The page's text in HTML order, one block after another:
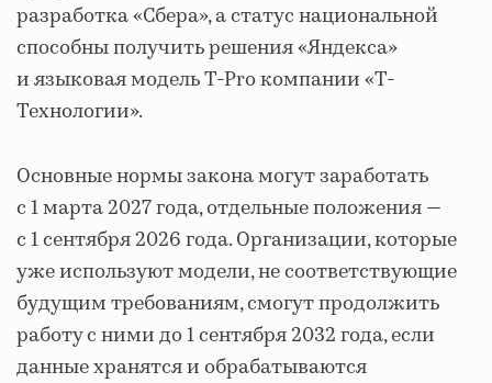
разработка «Сбера», а статус национальной
способны получить решения «Яндекса»
и языковая модель T-Pro компании «Т-
Технологии».
Основные нормы закона могут заработать
с 1 марта 2027 года, отдельные положения —
с 1 сентября 2026 года. Организации, которые
уже используют модели, не соответствующие
будущим требованиям, смогут продолжить
работу с ними до 1 сентября 2032 года, если
данные хранятся и обрабатываются